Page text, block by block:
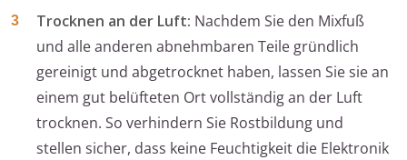
Trocknen an der Luft: Nachdem Sie den Mixfuß
und alle anderen abnehmbaren Teile gründlich
gereinigt und abgetrocknet haben, lassen Sie sie an
einem gut belüfteten Ort vollständig an der Luft
trocknen. So verhindern Sie Rostbildung und
stellen sicher, dass keine Feuchtigkeit die Elektronik